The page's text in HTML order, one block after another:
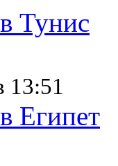
Тунис
13:51
Египет